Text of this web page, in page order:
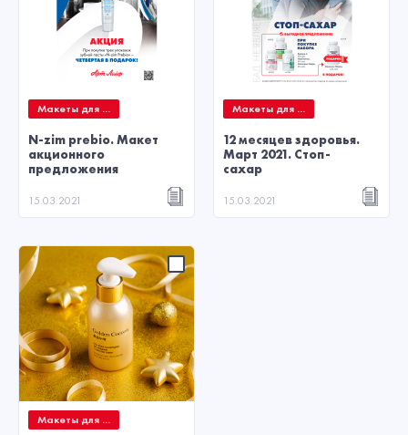
Макеты для ...
N-zim prebio. Макет
акционного
предложения
15.03.2021
Макеты для ...
12 месяцев здоровья.
Март 2021. Стоп-
сахар
15.03.2021
Макеты для ...